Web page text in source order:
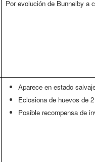
Por evolución de Bunnelby a
Aparece en estado
Eclosiona de huevos de
Posible recompensa de